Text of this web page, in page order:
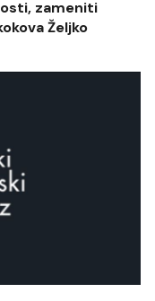
zameniti
Željko